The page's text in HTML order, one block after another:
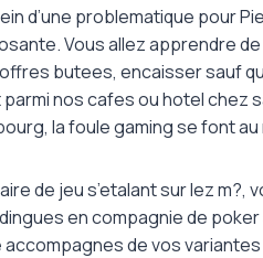
d’une problematique pour
Vous allez apprendre
butees, encaisser sauf
nos cafes ou hotel chez
la foule gaming se font au
de jeu s’etalant sur lez
en compagnie de
accompagnes de vos